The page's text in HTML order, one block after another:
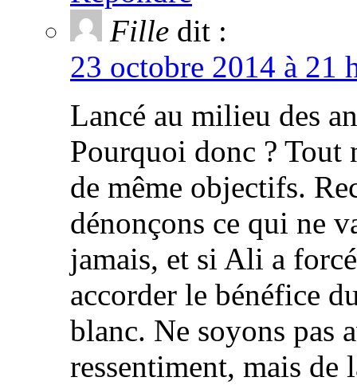
Fille dit :
23 octobre 2014 à 21
Lancé au milieu des
Pourquoi donc ? Tout
de même objectifs.
dénonçons ce qui ne
jamais, et si Ali a
accorder le bénéfice
blanc. Ne soyons pas
ressentiment, mais